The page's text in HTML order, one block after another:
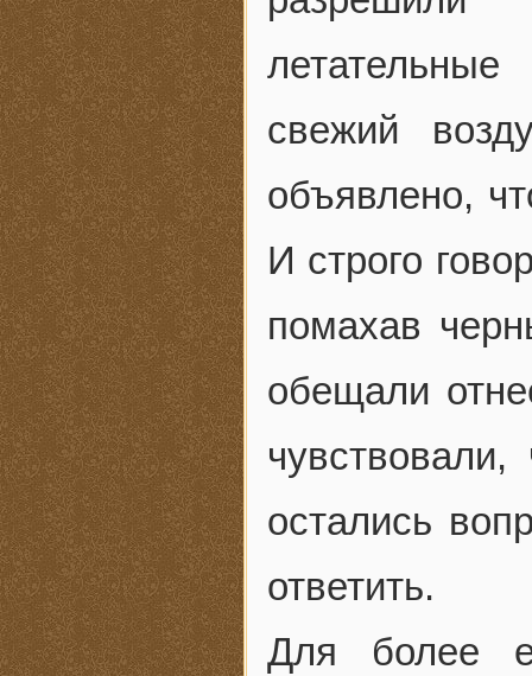
свежий
объявлено,
И строго
помахав
обещали
остались
ответить.
Для более